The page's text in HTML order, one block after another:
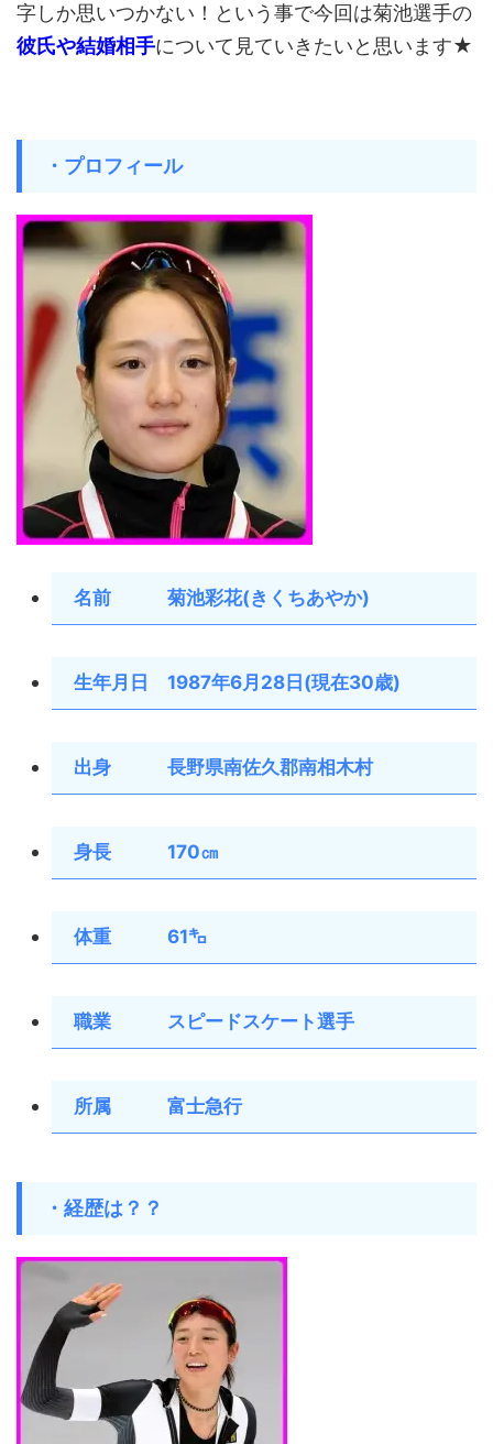
字しか思いつかない！という事で今回は菊池選手の
彼氏や結婚相手について見ていきたいと思います★
・プロフィール
名前 菊池彩花(きくちあやか)
生年月日 1987年6月28日(現在30歳)
出身 長野県南佐久郡南相木村
身長 170㎝
体重 61㌔
職業 スピードスケート選手
所属 富士急行
・経歴は？？